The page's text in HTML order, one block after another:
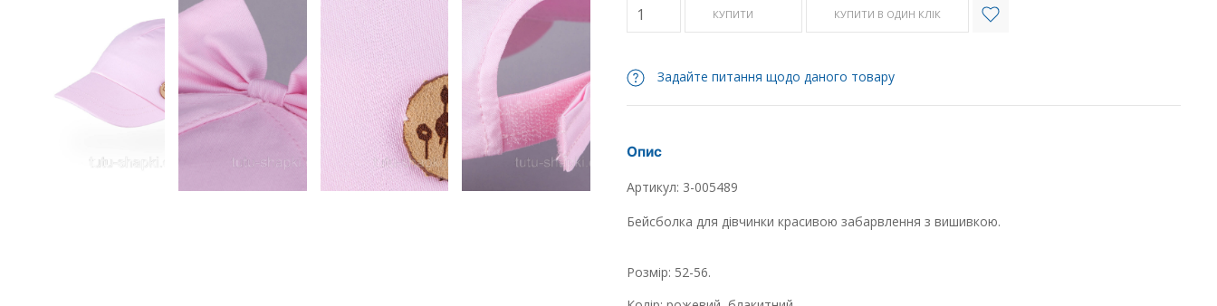
КУПИТИ КУПИТИ В ОДИН КЛІК
Задайте питання щодо даного товару
Опис
Артикул: 3-005489
Бейсболка для дівчинки красивою забарвлення з вишивкою.
Розмір: 52-56.